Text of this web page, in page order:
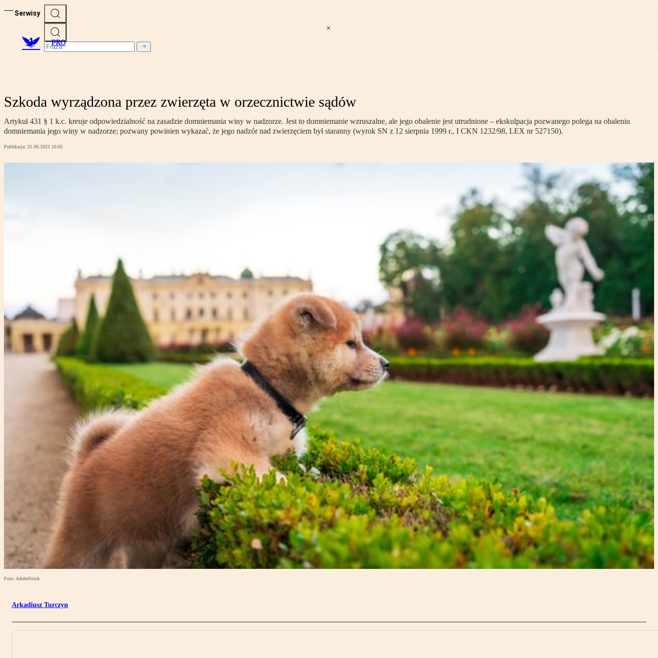
Serwisy
PRO
Szkoda wyrządzona przez zwierzęta w orzecznictwie sądów
Artykuł 431 § 1 k.c. kreuje odpowiedzialność na zasadzie domniemania winy w nadzorze. Jest to domniemanie wzruszalne, ale jego obalenie jest utrudnione – ekskulpacja pozwanego polega na obaleniu
domniemania jego winy w nadzorze; pozwany powinien wykazać, że jego nadzór nad zwierzęciem był staranny (wyrok SN z 12 sierpnia 1999 r., I CKN 1232/98, LEX nr 527150).
Publikacja: 21.06.2023 10:05
Foto: AdobeStock
Arkadiusz Turczyn